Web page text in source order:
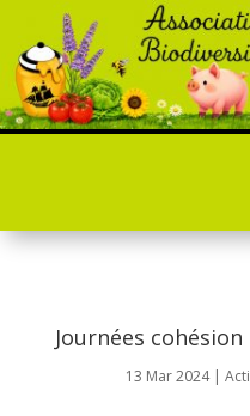
Journées cohésion
13 Mar 2024|